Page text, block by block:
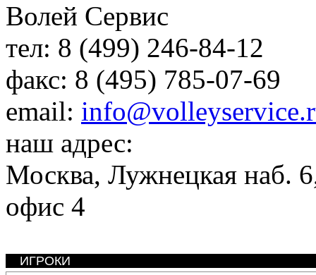
Волей Сервис
тел: 8 (499) 246-84-12
факс: 8 (495) 785-07-69
email:
наш адрес:
Москва, Лужнецкая наб.
офис 4
ИГРОКИ